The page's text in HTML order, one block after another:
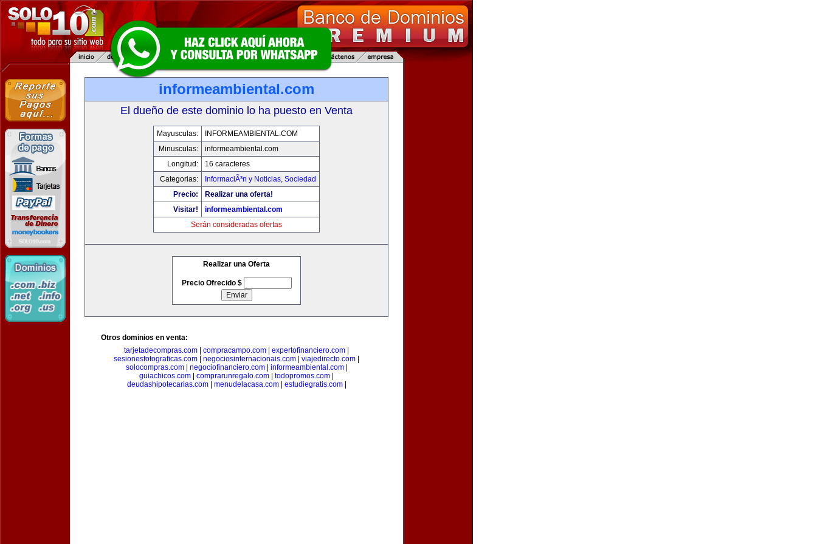
informeambiental.com
El dueño de este dominio lo ha puesto en Venta
Mayusculas:
INFORMEAMBIENTAL.COM
Minusculas:
informeambiental.com
Longitud:
16 caracteres
Categorias:
InformaciÃ³n y Noticias, Sociedad
Precio:
Realizar una oferta!
Visitar!
informeambiental.com
Serán consideradas ofertas
Realizar una Oferta
Precio Ofrecido $
Otros dominios en venta:
tarjetadecompras.com
compracampo.com expertofinanciero.com
sesionesfotograficas.com
negociosinternacionais.com viajedirecto.com
solocompras.com| negociofinanciero.com| informeambiental.com|
guiachicos.com
comprarunregalo.com todopromos.com
deudashipotecarias.com| menudelacasa.com| estudiegratis.com|